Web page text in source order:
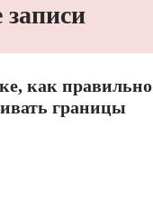
как правильно
границы